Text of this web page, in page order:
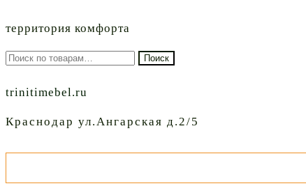
территория комфорта
Искать: Поиск
trinitimebel.ru
Краснодар ул.Ангарская д.2/5